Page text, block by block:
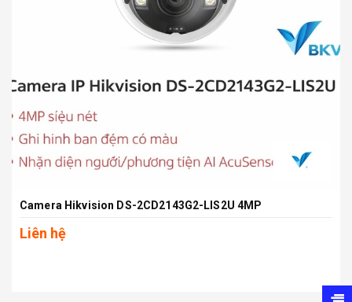
Camera Hikvision DS-2CD2143G2-LIS2U 4MP
Liên hệ